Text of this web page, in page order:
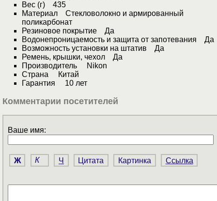
Вес (г) 435
Материал Стекловолокно и армированный
поликарбонат
Резиновое покрытие Да
Водонепроницаемость и защита от запотевания Да
Возможность установки на штатив Да
Ремень, крышки, чехол Да
Производитель Nikon
Страна Китай
Гарантия 10 лет
Комментарии посетителей
Ваше имя:
Ж К Ч Цитата Картинка Ссылка